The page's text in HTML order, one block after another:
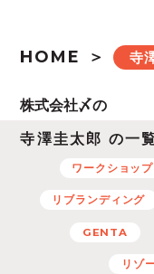
HOME 寺
寺澤圭太郎 の一
ワークショップ
リブランディング
GENTA
リゾ